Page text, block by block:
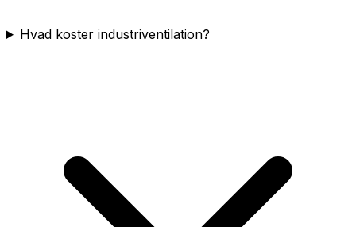
Hvad koster industriventilation?